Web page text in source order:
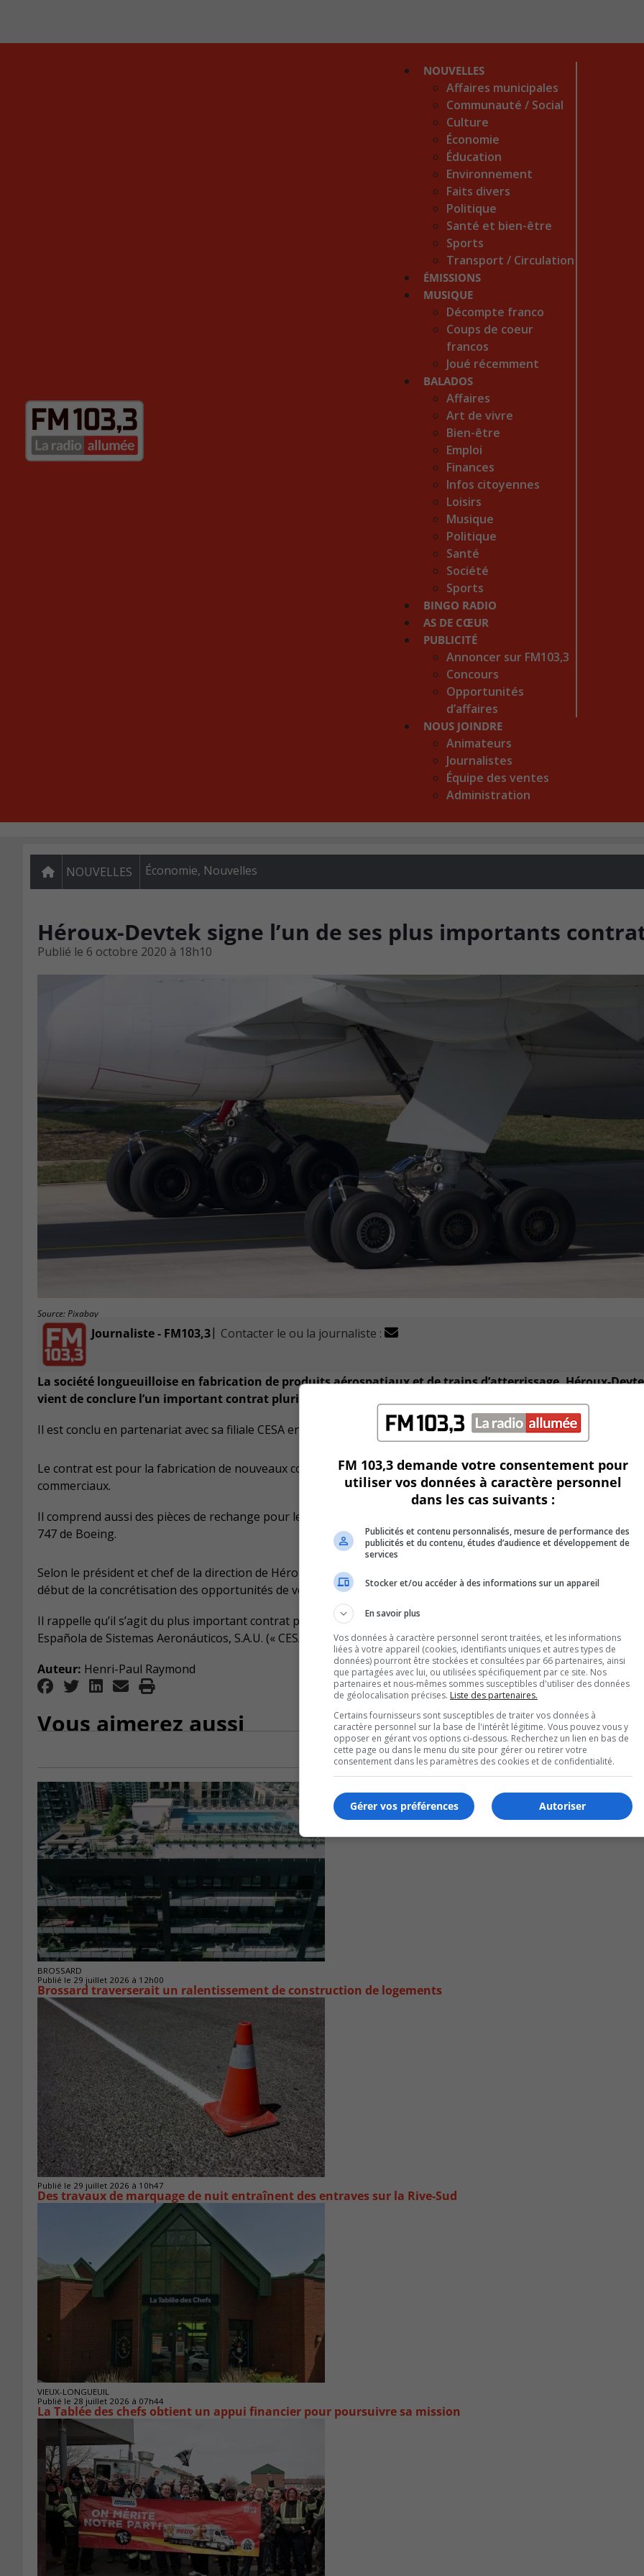
NOUVELLES
Affaires municipales
Communauté / Social
Culture
Économie
Éducation
Environnement
Faits divers
Politique
Santé et bien-être
Sports
Transport / Circulation
ÉMISSIONS
MUSIQUE
Décompte franco
Coups de coeur
francos
Joué récemment
BALADOS
Affaires
Art de vivre
Bien-être
Emploi
Finances
Infos citoyennes
Loisirs
Musique
Politique
Santé
Société
Sports
BINGO RADIO
AS DE CŒUR
PUBLICITÉ
Annoncer sur FM103,3
Concours
Opportunités
d’affaires
NOUS JOINDRE
Animateurs
Journalistes
Équipe des ventes
Administration
NOUVELLES Économie, Nouvelles
Héroux-Devtek signe l’un de ses plus importants
Publié le 6 octobre 2020 à 18h10
Source: Pixabay
Journaliste - FM103,3| Contacter le ou la journaliste :
La société longueuilloise en fabrication de produits aérospatiaux et de trains d’atterrissage, Héroux-
vient de conclure l’un important contrat pluriannuel.
Il est conclu en partenariat avec sa filiale CESA en Espagne.
Le contrat est pour la fabrication de nouveaux composants d’actionnement pour plusieurs plateformes d’avions
commerciaux.
Il comprend aussi des pièces de rechange pour les programmes 787, 777, 777X, 767 (y compris la version
747 de Boeing.
Selon le président et chef de la direction de Héroux-Devtek, Martin Brassard, cette fourniture d’actionneurs
début de la concrétisation des opportunités de ventes croisées anticipées lors de l’acquisition de CESA.
Il rappelle qu’il s’agit du plus important contrat pour Héroux-Devtek Espagne depuis l’acquisition de la Compañia
Española de Sistemas Aeronáuticos, S.A.U. (« CESA ») en octobre 2018.
Auteur: Henri-Paul Raymond
Vous aimerez aussi
BROSSARD
Publié le 29 juillet 2026 à 12h00
Brossard traverserait un ralentissement de construction de logements
Publié le 29 juillet 2026 à 10h47
Des travaux de marquage de nuit entraînent des entraves sur la Rive-Sud
VIEUX-LONGUEUIL
Publié le 28 juillet 2026 à 07h44
La Tablée des chefs obtient un appui financier pour poursuivre sa mission
FM 103,3 demande votre consentement pour
utiliser vos données à caractère personnel
dans les cas suivants :
Publicités et contenu personnalisés, mesure de performance des
publicités et du contenu, études d’audience et développement de
services
Stocker et/ou accéder à des informations sur un appareil
En savoir plus
Vos données à caractère personnel seront traitées, et les informations
liées à votre appareil (cookies, identifiants uniques et autres types de
données) pourront être stockées et consultées par 66 partenaires, ainsi
que partagées avec lui, ou utilisées spécifiquement par ce site. Nos
partenaires et nous-mêmes sommes susceptibles d'utiliser des données
de géolocalisation précises. Liste des partenaires.
Certains fournisseurs sont susceptibles de traiter vos données à
caractère personnel sur la base de l'intérêt légitime. Vous pouvez vous y
opposer en gérant vos options ci-dessous. Recherchez un lien en bas de
cette page ou dans le menu du site pour gérer ou retirer votre
consentement dans les paramètres des cookies et de confidentialité.
Autoriser
Gérer vos préférences